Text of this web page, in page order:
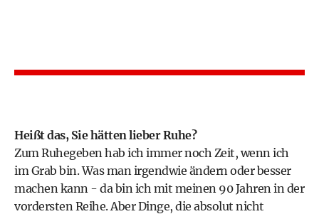
Heißt das, Sie hätten lieber Ruhe?
Zum Ruhegeben hab ich immer noch Zeit, wenn ich
im Grab bin. Was man irgendwie ändern oder besser
machen kann - da bin ich mit meinen 90 Jahren in der
vordersten Reihe. Aber Dinge, die absolut nicht